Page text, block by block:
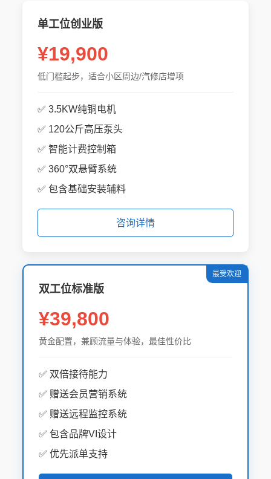
单工位创业版
¥19,900
低门槛起步，适合小区周边/汽修店增项
✅ 3.5KW纯铜电机
✅ 120公斤高压泵头
✅ 智能计费控制箱
✅ 360°双悬臂系统
✅ 包含基础安装辅料
咨询详情
最受欢迎
双工位标准版
¥39,800
黄金配置，兼顾流量与体验，最佳性价比
✅ 双倍接待能力
✅ 赠送会员营销系统
✅ 赠送远程监控系统
✅ 包含品牌VI设计
✅ 优先派单支持